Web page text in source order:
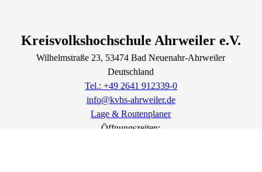
Kreisvolkshochschule Ahrweiler e.V.
Wilhelmstraße 23, 53474Bad Neuenahr-Ahrweiler
Deutschland
Tel.: +49 2641 912339-0
info@kvhs-ahrweiler.de
Lage & Routenplaner
Öffnungszeiten: